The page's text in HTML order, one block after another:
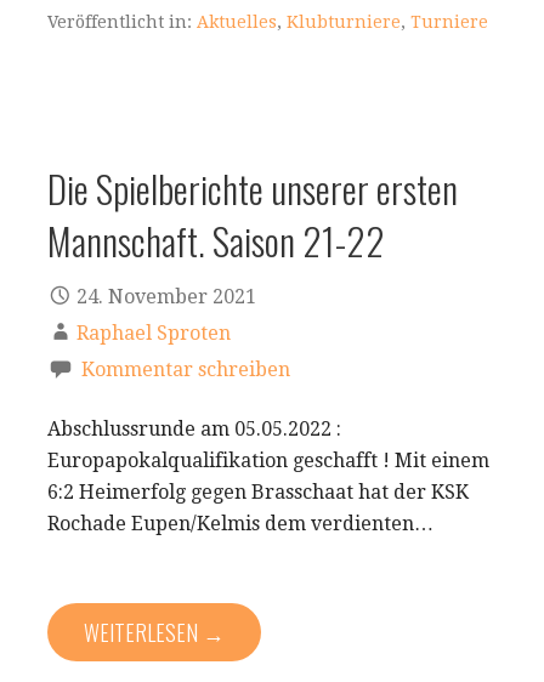
Veröffentlicht in: Aktuelles, Klubturniere, Turniere
Die Spielberichte unserer ersten
Mannschaft. Saison 21-22
24. November 2021
Raphael Sproten
Kommentar schreiben
Abschlussrunde am 05.05.2022 :
Europapokalqualifikation geschafft ! Mit einem
6:2 Heimerfolg gegen Brasschaat hat der KSK
Rochade Eupen/Kelmis dem verdienten…
WEITERLESEN →